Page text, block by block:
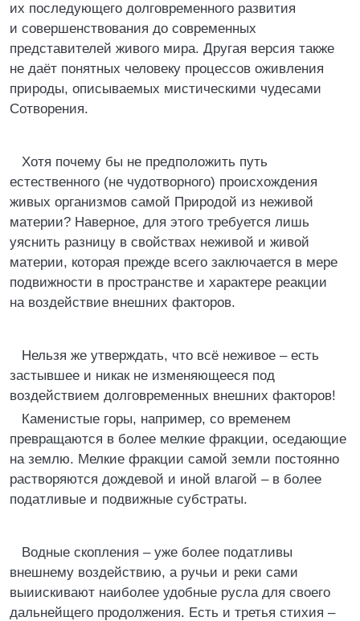
их последующего долговременного развития
и совершенствования до современных
представителей живого мира. Другая версия также
не даёт понятных человеку процессов оживления
природы, описываемых мистическими чудесами
Сотворения.
Хотя почему бы не предположить путь
естественного (не чудотворного) происхождения
живых организмов самой Природой из неживой
материи? Наверное, для этого требуется лишь
уяснить разницу в свойствах неживой и живой
материи, которая прежде всего заключается в мере
подвижности в пространстве и характере реакции
на воздействие внешних факторов.
Нельзя же утверждать, что всё неживое – есть
застывшее и никак не изменяющееся под
воздействием долговременных внешних факторов!
Каменистые горы, например, со временем
превращаются в более мелкие фракции, оседающие
на землю. Мелкие фракции самой земли постоянно
растворяются дождевой и иной влагой – в более
податливые и подвижные субстраты.
Водные скопления – уже более податливы
внешнему воздействию, а ручьи и реки сами
выиискивают наиболее удобные русла для своего
дальнейщего продолжения. Есть и третья стихия –